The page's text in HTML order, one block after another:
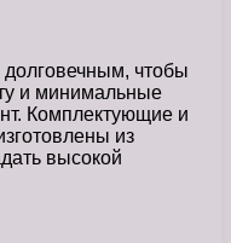
чтобы
и минимальные
Комплектующие и
из
высокой